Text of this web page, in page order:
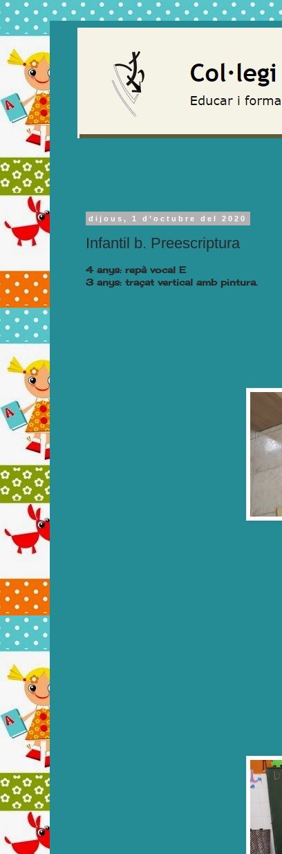
dijous, 1 d’octubre del 2020
Infantil b. Preescriptura
4 anys: repà vocal E
3 anys: traçat vertical amb pintura.